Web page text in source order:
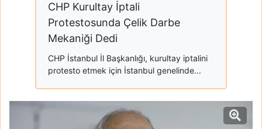
CHP Kurultay İptali
Protestosunda Çelik Darbe
Mekaniği Dedi
CHP İstanbul İl Başkanlığı, kurultay iptalini
protesto etmek için İstanbul genelinde...